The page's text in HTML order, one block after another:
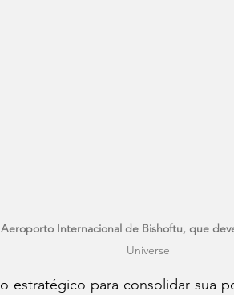
Internacional de Bishoftu, que
Universe
estratégico para consolidar sua